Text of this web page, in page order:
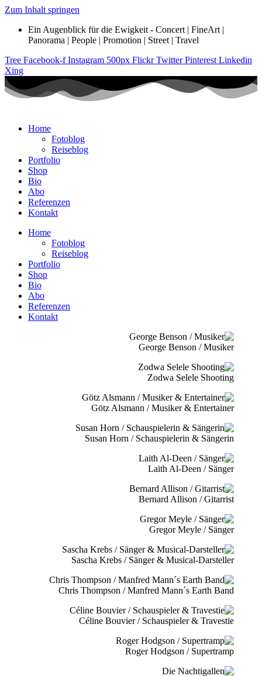
Zum Inhalt springen
Ein Augenblick für die Ewigkeit - Concert | FineArt |
Panorama | People | Promotion | Street | Travel
Tree Facebook-f Instagram 500px Flickr Twitter Pinterest Linkedin
Xing
Home
Fotoblog
Reiseblog
Portfolio
Shop
Bio
Abo
Referenzen
Kontakt
Home
Fotoblog
Reiseblog
Portfolio
Shop
Bio
Abo
Referenzen
Kontakt
George Benson / Musiker
Zodwa Selele Shooting
Götz Alsmann / Musiker & Entertainer
Susan Horn / Schauspielerin & Sängerin
Laith Al-Deen / Sänger
Bernard Allison / Gitarrist
Gregor Meyle / Sänger
Sascha Krebs / Sänger & Musical-Darsteller
Chris Thompson / Manfred Mann´s Earth Band
Céline Bouvier / Schauspieler & Travestie
Roger Hodgson / Supertramp